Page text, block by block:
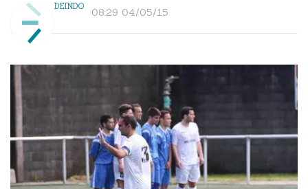
DEINDO 08:29 04/05/15